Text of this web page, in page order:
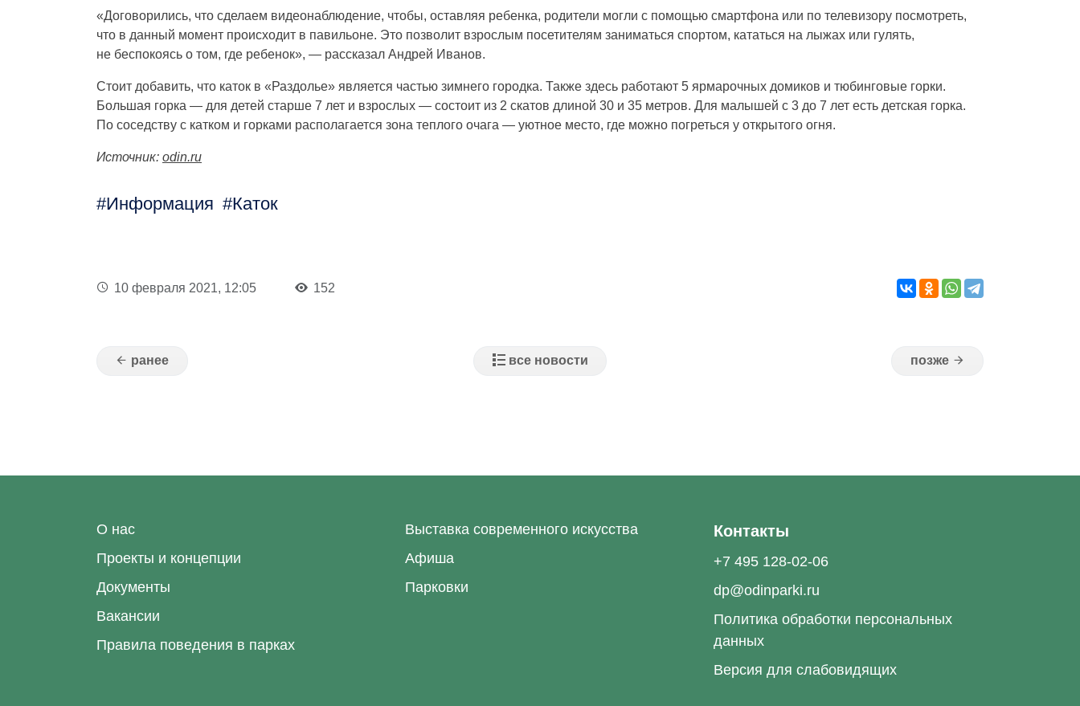
«Договорились, что сделаем видеонаблюдение, чтобы, оставляя ребенка, родители могли с помощью смартфона или по телевизору посмотреть,
что в данный момент происходит в павильоне. Это позволит взрослым посетителям заниматься спортом, кататься на лыжах или гулять,
не беспокоясь о том, где ребенок», — рассказал Андрей Иванов.
Стоит добавить, что каток в «Раздолье» является частью зимнего городка. Также здесь работают 5 ярмарочных домиков и тюбинговые горки.
Большая горка — для детей старше 7 лет и взрослых — состоит из 2 скатов длиной 30 и 35 метров. Для малышей с 3 до 7 лет есть детская горка.
По соседству с катком и горками располагается зона теплого очага — уютное место, где можно погреться у открытого огня.
Источник: odin.ru
Информация Каток
10 февраля 2021, 12:05 152
О нас
Проекты и концепции
Документы
Вакансии
Правила поведения в парках
Выставка современного искусства
Афиша
Парковки
Контакты
+7 495 128-02-06
dp@odinparki.ru
Политика обработки персональных
данных
Версия для слабовидящих